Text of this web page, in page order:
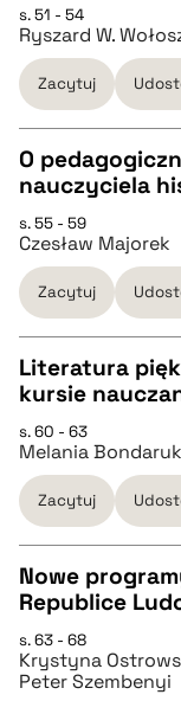
s. 51 - 54
Ryszard W.
Zacytuj
CZYSTY TEKST
pobierz cytat
BIBTEX
O
nauczyciela
s. 55 - 59
Czesław Majorek
Zacytuj
pobierz cytat
BIBTEX
Literatura
kursie
s. 60 - 63
Melania Bondaruk
Zacytuj
CZYSTY TEKST
pobierz cytat
Nowe
Republice
s. 63 - 68
Krystyna
Peter Szembenyi